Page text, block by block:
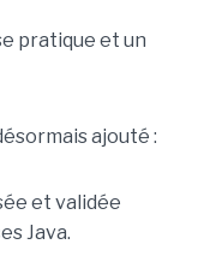
pratique et un
ajouté :
et validée
Java.